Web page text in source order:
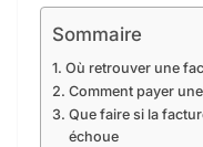
Sommaire
Où retrouver une
Comment payer
Que faire si la
échoue